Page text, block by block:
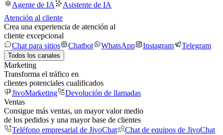
Agente de IA
Asistente de IA
Atención al cliente
Crea una experiencia de atención al
cliente excepcional
Chat para sitios
Chatbot WhatsApp Instagram Telegram
Todos los canales
Marketing
Transforma el tráfico en
clientes potenciales cualificados
JivoMarketing
Devolución de llamadas
Ventas
Consigue más ventas, un mayor valor medio
de los pedidos y una mayor base de clientes
Teléfono empresarial de JivoChat
Chat de equipos de JivoChat